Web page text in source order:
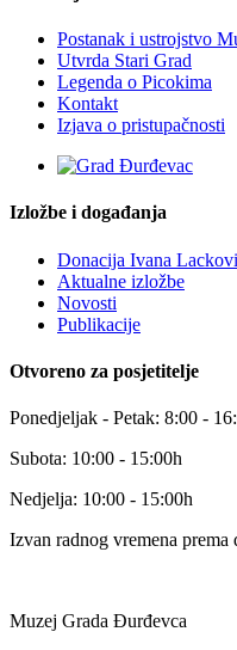
Postanak i ustrojstvo
Utvrda Stari Grad
Legenda o Picokima
Kontakt
Izjava o pristupačnosti
Izložbe i događanja
Donacija Ivana
Aktualne izložbe
Novosti
Publikacije
Otvoreno za posjetitelje
Ponedjeljak - Petak: 8:00 -
Subota: 10:00 - 15:00h
Nedjelja: 10:00 - 15:00h
Izvan radnog vremena prema
Muzej Grada Đurđevca